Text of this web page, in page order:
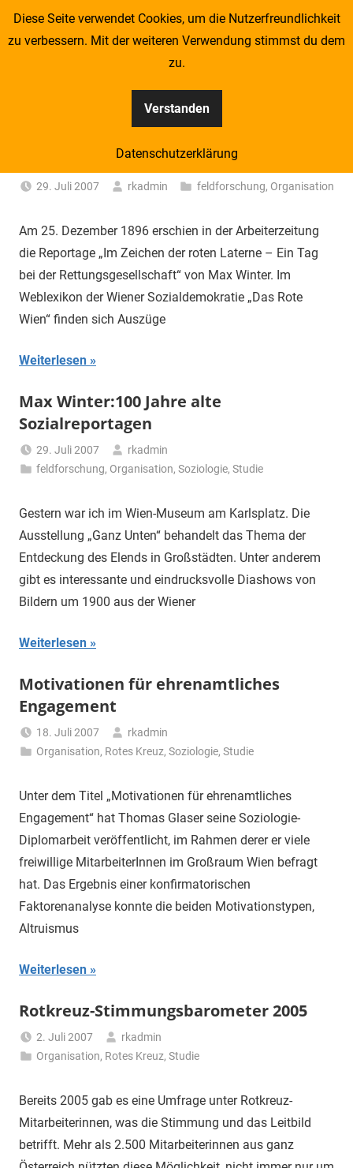
Zum
Redcross Sociologist
Eine weitere blog.roteskreuz.at Websites Website
JULI 2007
Max Winter: Eine Nacht mit der Rettung
29. Juli 2007 rkadmin feldforschung, Organisation
Am 25. Dezember 1896 erschien in der Arbeiterzeitung
die Reportage „Im Zeichen der roten Laterne – Ein Tag
bei der Rettungsgesellschaft“ von Max Winter. Im
Weblexikon der Wiener Sozialdemokratie „Das Rote
Wien“ finden sich Auszüge
Weiterlesen
Max Winter:100 Jahre alte
Sozialreportagen
29. Juli 2007
rkadmin
feldforschung, Organisation,Soziologie,Studie
Gestern war ich im Wien-Museum am Karlsplatz. Die
Ausstellung „Ganz Unten“ behandelt das Thema der
Entdeckung des Elends in Großstädten. Unter anderem
gibt es interessante und eindrucksvolle Diashows von
Bildern um 1900 aus der Wiener
Weiterlesen
Motivationen für ehrenamtliches
Engagement
18. Juli 2007
rkadmin
Organisation, Rotes Kreuz,Soziologie,Studie
Unter dem Titel „Motivationen für ehrenamtliches
Engagement“ hat Thomas Glaser seine Soziologie-
Diplomarbeit veröffentlicht, im Rahmen derer er viele
freiwillige MitarbeiterInnen im Großraum Wien befragt
hat. Das Ergebnis einer konfirmatorischen
Faktorenanalyse konnte die beiden Motivationstypen,
Altruismus
Weiterlesen
Rotkreuz-Stimmungsbarometer 2005
2. Juli 2007
rkadmin
Organisation, Rotes Kreuz,Studie
Bereits 2005 gab es eine Umfrage unter Rotkreuz-
Mitarbeiterinnen, was die Stimmung und das Leitbild
betrifft. Mehr als 2.500 Mitarbeiterinnen aus ganz
Diese Seite verwendet Cookies, um die Nutzerfreundlichkeit
zu verbessern. Mit der weiteren Verwendung stimmst du dem
zu.
Verstanden
Datenschutzerklärung